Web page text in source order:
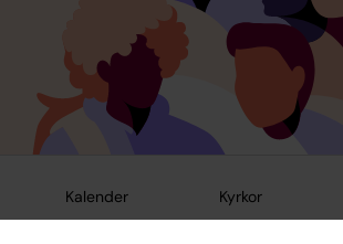
Kalender Kyrkor